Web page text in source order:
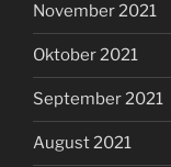
November 2021
Oktober 2021
September 2021
August 2021